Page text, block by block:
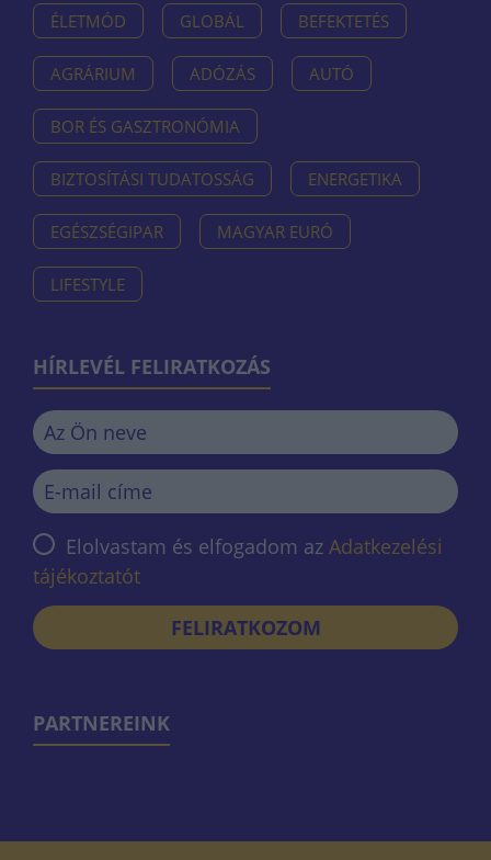
ÉLETMÓD GLOBÁL BEFEKTETÉS
AGRÁRIUM ADÓZÁS AUTÓ
BOR ÉS GASZTRONÓMIA
BIZTOSÍTÁSI TUDATOSSÁG ENERGETIKA
EGÉSZSÉGIPAR MAGYAR EURÓ
LIFESTYLE
HÍRLEVÉL FELIRATKOZÁS
Elolvastam és elfogadom az Adatkezelési
tájékoztatót
FELIRATKOZOM
PARTNEREINK